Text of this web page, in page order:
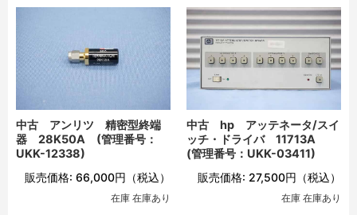
中古 アンリツ 精密型終端
器 28K50A (管理番号：
UKK-12338)
販売価格: 66,000円 （税込）
在庫 在庫あり
中古 hp アッテネータ/スイ
ッチ・ドライバ 11713A
(管理番号：UKK-03411)
販売価格: 27,500円 （税込）
在庫 在庫あり